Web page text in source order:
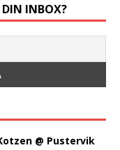
DIN INBOX?
@ Pustervik